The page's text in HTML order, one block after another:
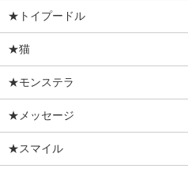
★トイプードル
★猫
★モンステラ
★メッセージ
★スマイル